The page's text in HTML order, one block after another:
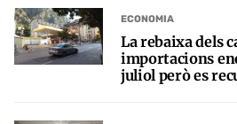
ECONOMIA
La rebaixa dels
importacions
juliol però es